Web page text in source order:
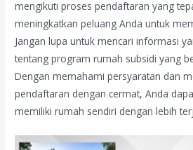
mengikuti proses pendaftaran yang
meningkatkan peluang Anda untuk
Jangan lupa untuk mencari informasi
tentang program rumah subsidi yang
Dengan memahami persyaratan dan
pendaftaran dengan cermat, Anda
memiliki rumah sendiri dengan lebih